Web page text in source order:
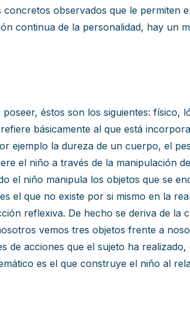
observados que le permiten
continua de la personalidad, hay un
éstos son los siguientes: físico,
básicamente al que está
ejemplo la dureza de un cuerpo, el
el niño a través de la manipulación
el niño manipula los objetos que se
es el que no existe por si mismo en la
reflexiva. De hecho se deriva de la
vemos tres objetos frente a
acciones que el sujeto ha
es el que construye el niño al